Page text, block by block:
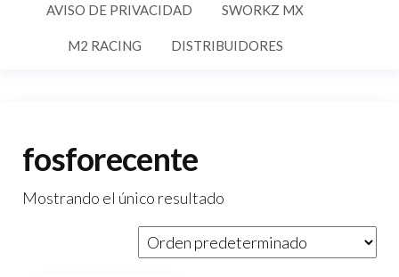
AVISO DE PRIVACIDAD SWORKZ MX
M2 RACING DISTRIBUIDORES
fosforecente
Mostrando el único resultado